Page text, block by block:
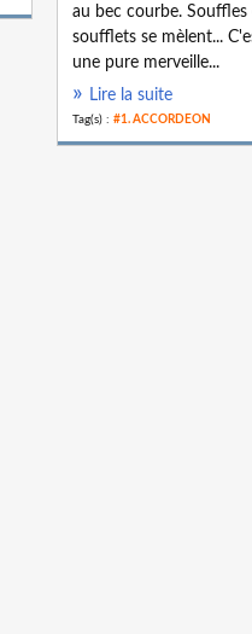
au bec courbe. Souffles
soufflets se mèlent...
une pure merveille...
Lire la suite
Tag(s) : #1. ACCORDEON